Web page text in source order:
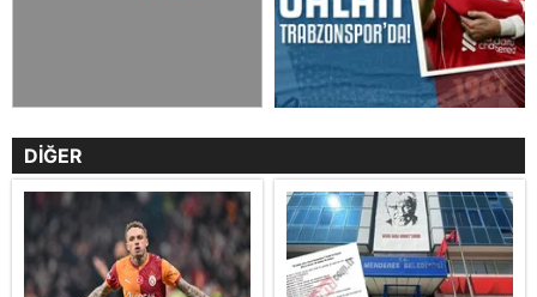
DİĞER